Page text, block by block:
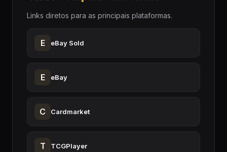
Links diretos para as principais plataformas.
E eBay Sold
E eBay
C Cardmarket
T TCGPlayer